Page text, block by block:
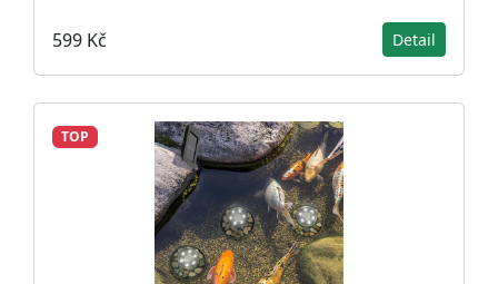
599 Kč Detail
TOP